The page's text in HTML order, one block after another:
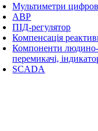
Мультиметри
АВР
ПІД-регулятор
Компенсація
Компоненти
перемикачі,
SCADA